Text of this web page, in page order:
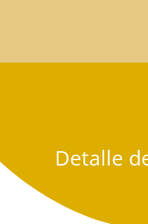
Detalle